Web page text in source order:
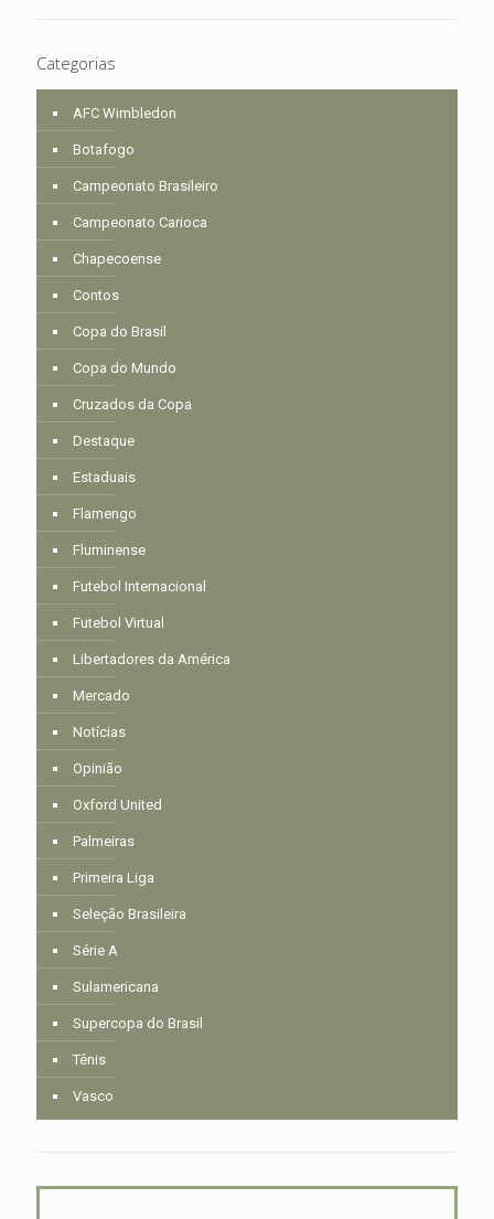
Categorias
AFC Wimbledon
Botafogo
Campeonato Brasileiro
Campeonato Carioca
Chapecoense
Contos
Copa do Brasil
Copa do Mundo
Cruzados da Copa
Destaque
Estaduais
Flamengo
Fluminense
Futebol Internacional
Futebol Virtual
Libertadores da América
Mercado
Notícias
Opinião
Oxford United
Palmeiras
Primeira Liga
Seleção Brasileira
Série A
Sulamericana
Supercopa do Brasil
Tênis
Vasco